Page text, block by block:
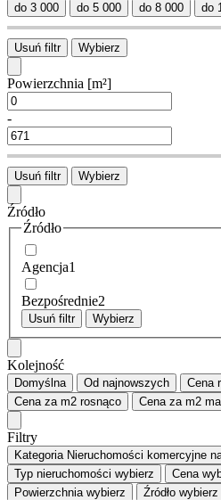
do 3 000 do 5 000 do 8 000 do
Usuń filtr Wybierz
Powierzchnia [m²]
-
Usuń filtr Wybierz
Źródło
Źródło
Agencja1
Bezpośrednie2
Usuń filtr Wybierz
Kolejność
Domyślna Od najnowszych Cena
Cena za m2 rosnąco Cena za m2
Filtry
Kategoria Nieruchomości komercyjne
Typ nieruchomości wybierz Cena
Powierzchnia wybierz Źródło wybierz